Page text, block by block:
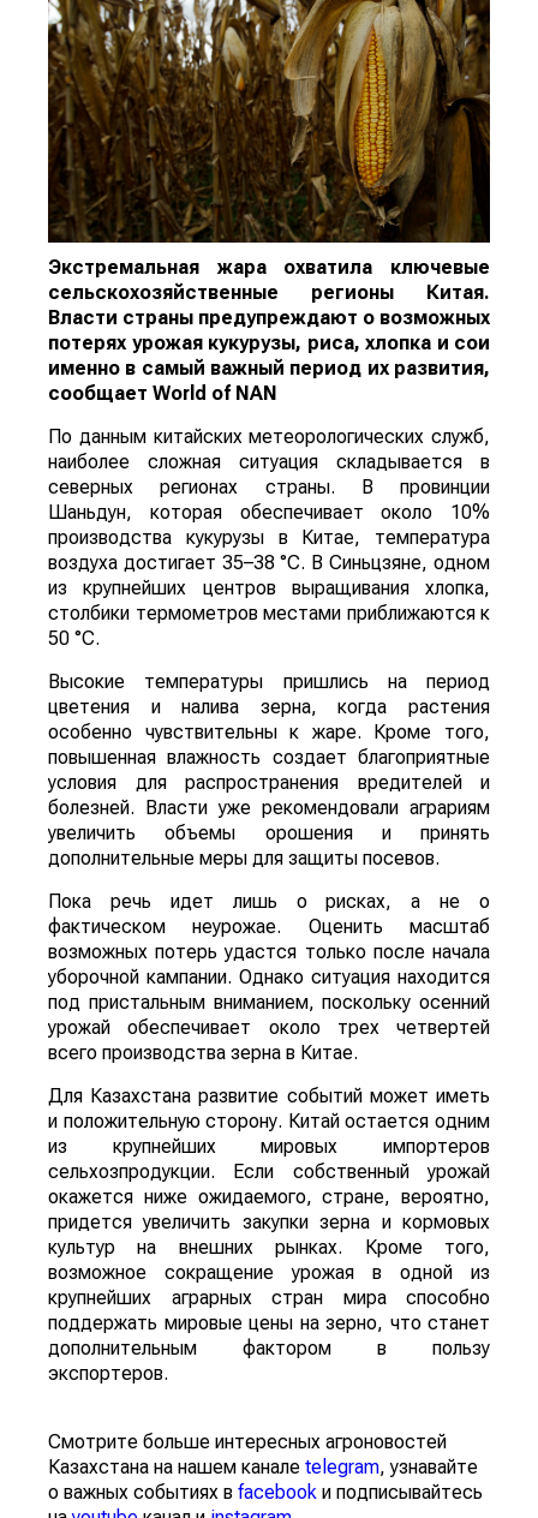
Экстремальная жара охватила ключевые
сельскохозяйственные регионы Китая.
Власти страны предупреждают о возможных
потерях урожая кукурузы, риса, хлопка и сои
именно в самый важный период их развития,
сообщает World of NAN
По данным китайских метеорологических служб,
наиболее сложная ситуация складывается в
северных регионах страны. В провинции
Шаньдун, которая обеспечивает около 10%
производства кукурузы в Китае, температура
воздуха достигает 35–38 °C. В Синьцзяне, одном
из крупнейших центров выращивания хлопка,
столбики термометров местами приближаются к
50 °C.
Высокие температуры пришлись на период
цветения и налива зерна, когда растения
особенно чувствительны к жаре. Кроме того,
повышенная влажность создает благоприятные
условия для распространения вредителей и
болезней. Власти уже рекомендовали аграриям
увеличить объемы орошения и принять
дополнительные меры для защиты посевов.
Пока речь идет лишь о рисках, а не о
фактическом неурожае. Оценить масштаб
возможных потерь удастся только после начала
уборочной кампании. Однако ситуация находится
под пристальным вниманием, поскольку осенний
урожай обеспечивает около трех четвертей
всего производства зерна в Китае.
Для Казахстана развитие событий может иметь
и положительную сторону. Китай остается одним
из крупнейших мировых импортеров
сельхозпродукции. Если собственный урожай
окажется ниже ожидаемого, стране, вероятно,
придется увеличить закупки зерна и кормовых
культур на внешних рынках. Кроме того,
возможное сокращение урожая в одной из
крупнейших аграрных стран мира способно
поддержать мировые цены на зерно, что станет
дополнительным фактором в пользу
экспортеров.
Смотрите больше интересных агроновостей
Казахстана на нашем канале telegram, узнавайте
о важных событиях в facebook и подписывайтесь